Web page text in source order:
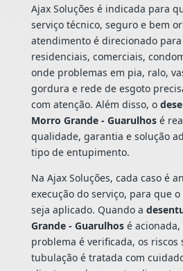
Ajax Soluções é indicada para
serviço técnico, seguro e bem
atendimento é direcionado
residenciais, comerciais,
onde problemas em pia, ralo,
gordura e rede de esgoto
com atenção. Além disso, o
Morro Grande - Guarulhosé
qualidade, garantia e solução
tipo de entupimento.
Na Ajax Soluções, cada caso é
execução do serviço, para que
seja aplicado. Quando a
Grande - Guarulhosé acionada,
problema é verificada, os riscos
tubulação é tratada com